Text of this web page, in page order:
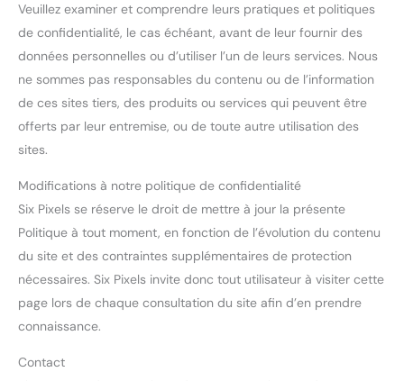
Veuillez examiner et comprendre leurs pratiques et politiques
de confidentialité, le cas échéant, avant de leur fournir des
données personnelles ou d’utiliser l’un de leurs services. Nous
ne sommes pas responsables du contenu ou de l’information
de ces sites tiers, des produits ou services qui peuvent être
offerts par leur entremise, ou de toute autre utilisation des
sites.
Modifications à notre politique de confidentialité
Six Pixels se réserve le droit de mettre à jour la présente
Politique à tout moment, en fonction de l’évolution du contenu
du site et des contraintes supplémentaires de protection
nécessaires. Six Pixels invite donc tout utilisateur à visiter cette
page lors de chaque consultation du site afin d’en prendre
connaissance.
Contact